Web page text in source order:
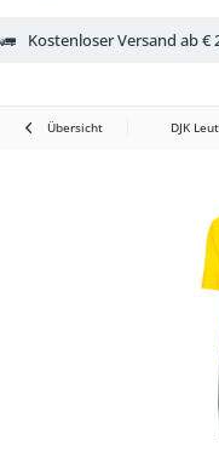
Kostenloser Versand ab €
Übersicht DJK